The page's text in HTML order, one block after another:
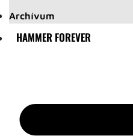
Archívum
HAMMER FOREVER